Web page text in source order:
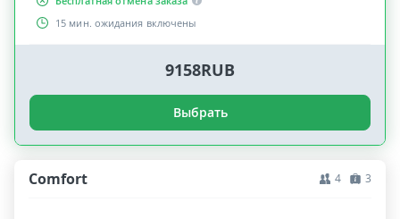
15 мин. ожидания включены
9158RUB
Выбрать
Comfort 4 3